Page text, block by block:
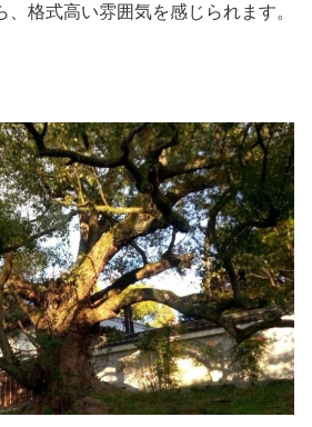
、格式高い雰囲気を感じられます。